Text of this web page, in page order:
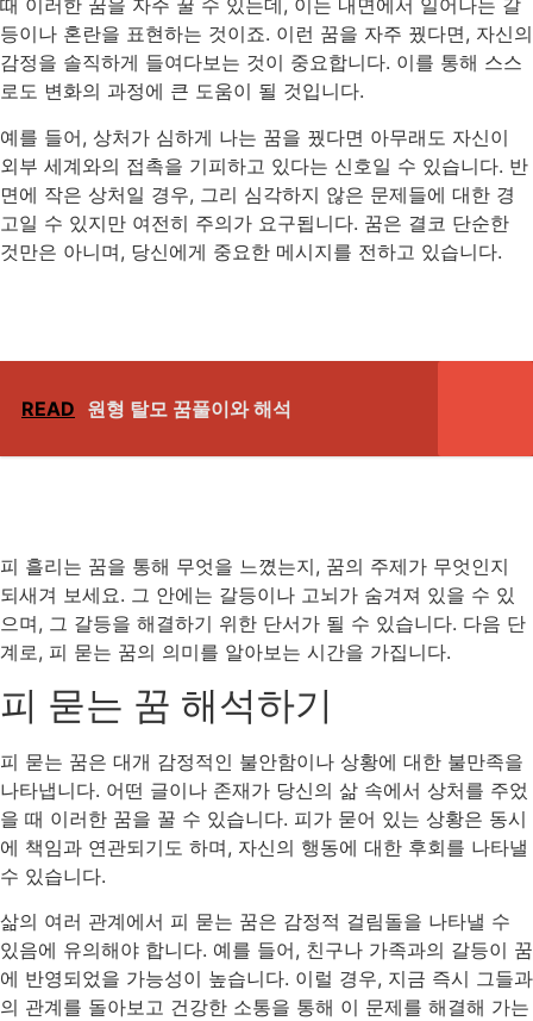
때 이러한 꿈을 자주 꿀 수 있는데, 이는 내면에서 일어나는 갈
등이나 혼란을 표현하는 것이죠. 이런 꿈을 자주 꿨다면, 자신의
감정을 솔직하게 들여다보는 것이 중요합니다. 이를 통해 스스
로도 변화의 과정에 큰 도움이 될 것입니다.
예를 들어, 상처가 심하게 나는 꿈을 꿨다면 아무래도 자신이
외부 세계와의 접촉을 기피하고 있다는 신호일 수 있습니다. 반
면에 작은 상처일 경우, 그리 심각하지 않은 문제들에 대한 경
고일 수 있지만 여전히 주의가 요구됩니다. 꿈은 결코 단순한
것만은 아니며, 당신에게 중요한 메시지를 전하고 있습니다.
READ 원형 탈모 꿈풀이와 해석
피 흘리는 꿈을 통해 무엇을 느꼈는지, 꿈의 주제가 무엇인지
되새겨 보세요. 그 안에는 갈등이나 고뇌가 숨겨져 있을 수 있
으며, 그 갈등을 해결하기 위한 단서가 될 수 있습니다. 다음 단
계로, 피 묻는 꿈의 의미를 알아보는 시간을 가집니다.
피 묻는 꿈 해석하기
피 묻는 꿈은 대개 감정적인 불안함이나 상황에 대한 불만족을
나타냅니다. 어떤 글이나 존재가 당신의 삶 속에서 상처를 주었
을 때 이러한 꿈을 꿀 수 있습니다. 피가 묻어 있는 상황은 동시
에 책임과 연관되기도 하며, 자신의 행동에 대한 후회를 나타낼
수 있습니다.
삶의 여러 관계에서 피 묻는 꿈은 감정적 걸림돌을 나타낼 수
있음에 유의해야 합니다. 예를 들어, 친구나 가족과의 갈등이 꿈
에 반영되었을 가능성이 높습니다. 이럴 경우, 지금 즉시 그들과
의 관계를 돌아보고 건강한 소통을 통해 이 문제를 해결해 가는